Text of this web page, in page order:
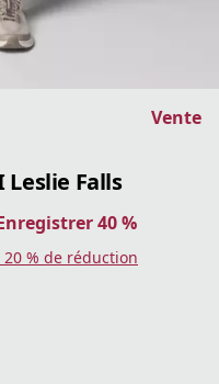
Vente
Falls
40 %
% de réduction